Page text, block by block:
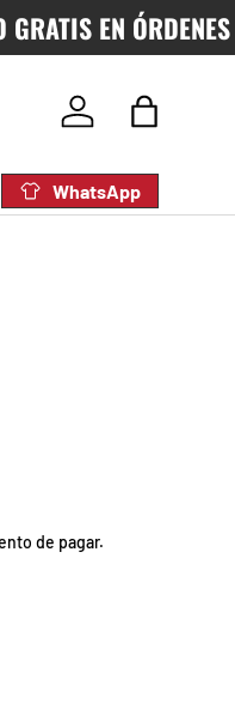
EN ÓRDENES
Iniciar sesión
Bolsa
WhatsApp
de pagar.